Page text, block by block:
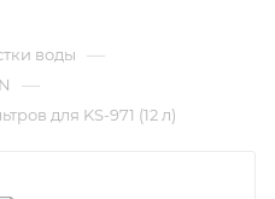
воды —
—
для KS-971 (12 л)